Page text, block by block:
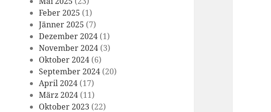
Feber 2025 (1)
Jänner 2025 (7)
Dezember 2024 (1)
November 2024 (3)
Oktober 2024 (6)
September 2024 (20)
April 2024 (17)
März 2024 (11)
Oktober 2023 (22)